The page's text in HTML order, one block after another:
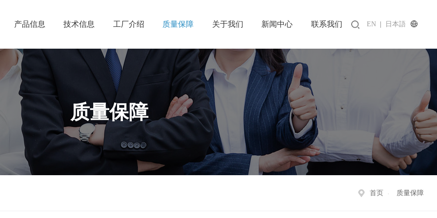
产品信息 技术信息 工厂介绍 质量保障 关于我们 新闻中心 联系我们 EN 日本語
质量保障
首页 质量保障